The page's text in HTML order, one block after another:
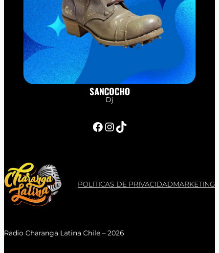
SANCOCHO
Dj
Facebook InstagramTikTok
POLITICAS DE PRIVACIDADMARKETING
Radio Charanga Latina Chile – 2026